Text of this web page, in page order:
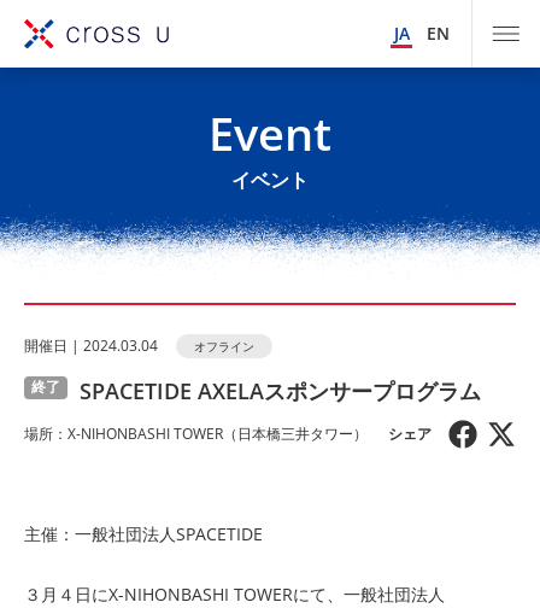
JA EN
Event
イベント
開催⽇ | 2024.03.04 オフライン
終了 SPACETIDE AXELAスポンサープログラム
場所：X-NIHONBASHI TOWER（日本橋三井タワー）
主催：一般社団法人SPACETIDE
３月４日にX-NIHONBASHI TOWERにて、一般社団法人